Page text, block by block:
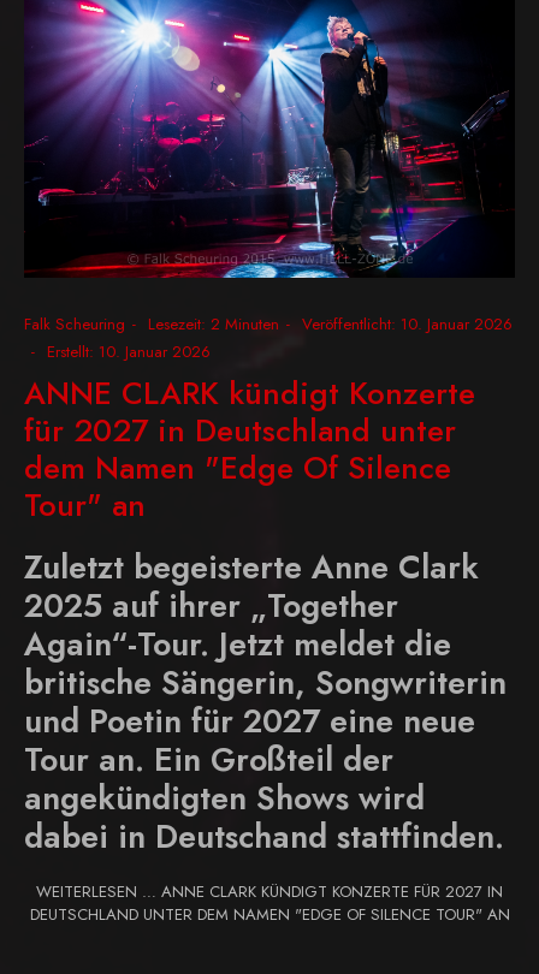
Falk Scheuring Lesezeit: 2 Minuten
Veröffentlicht: 10. Januar 2026
Erstellt: 10. Januar 2026
ANNE CLARK kündigt Konzerte
für 2027 in Deutschland unter
dem Namen "Edge Of Silence
Tour" an
Zuletzt begeisterte Anne Clark
2025 auf ihrer „Together
Again“-Tour. Jetzt meldet die
britische Sängerin, Songwriterin
und Poetin für 2027 eine neue
Tour an. Ein Großteil der
angekündigten Shows wird
dabei in Deutschand stattfinden.
WEITERLESEN … ANNE CLARK KÜNDIGT KONZERTE FÜR 2027 IN
DEUTSCHLAND UNTER DEM NAMEN "EDGE OF SILENCE TOUR" AN